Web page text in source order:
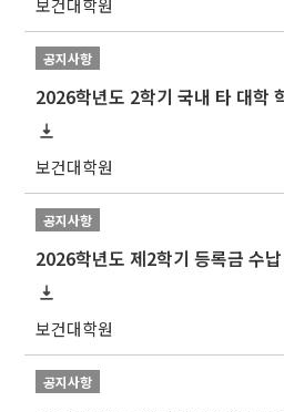
보건대학원
공지사항
2026학년도 2학기 국내 타 대학
보건대학원
공지사항
보건대학원
공지사항